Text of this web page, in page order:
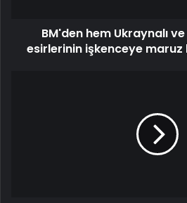
BM'den hem Ukraynalı
esirlerinin işkenceye maruz